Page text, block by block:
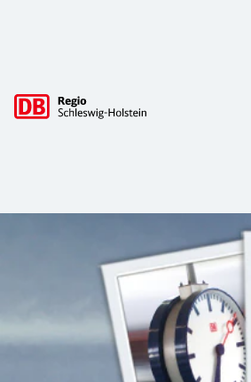
Fahrpläne und mehr
Hier informieren wir Sie über
Mit unseren digitalen